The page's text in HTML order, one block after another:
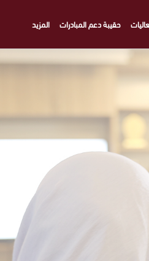
حقيبة دعم المبادرات المزيد